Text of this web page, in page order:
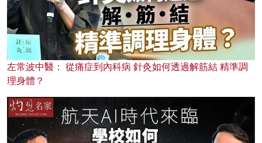
左常波中醫： 從痛症到內科病 針灸如何透過解筋結 精準調
理身體？